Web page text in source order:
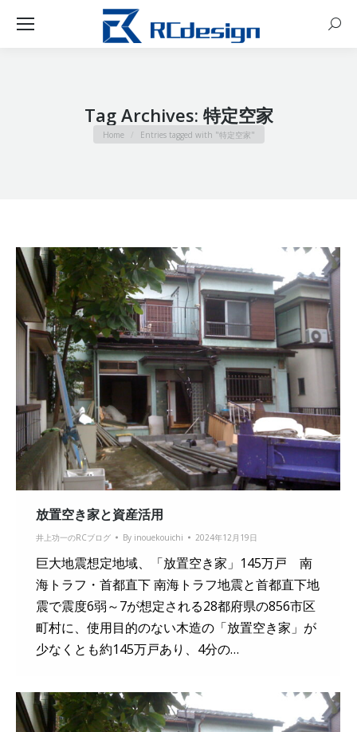
Tag Archives: 特定空家
You are here:
Home Entries tagged with "特定空家"
放置空き家と資産活用
井上功一のRCブログ By inouekouichi 2024年12月19日
巨大地震想定地域、「放置空き家」145万戸 南
海トラフ・首都直下 南海トラフ地震と首都直下地
震で震度6弱～7が想定される28都府県の856市区
町村に、使用目的のない木造の「放置空き家」が
少なくとも約145万戸あり、4分の…